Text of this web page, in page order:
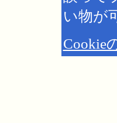
い物が
Cookie